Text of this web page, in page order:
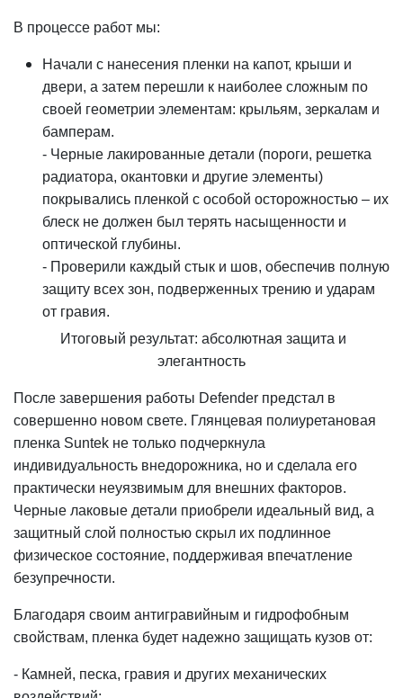
В процессе работ мы:
Начали с нанесения пленки на капот, крыши и
двери, а затем перешли к наиболее сложным по
своей геометрии элементам: крыльям, зеркалам и
бамперам.
- Черные лакированные детали (пороги, решетка
радиатора, окантовки и другие элементы)
покрывались пленкой с особой осторожностью – их
блеск не должен был терять насыщенности и
оптической глубины.
- Проверили каждый стык и шов, обеспечив полную
защиту всех зон, подверженных трению и ударам
от гравия.
Итоговый результат: абсолютная защита и
элегантность
После завершения работы Defender предстал в
совершенно новом свете. Глянцевая полиуретановая
пленка Suntek не только подчеркнула
индивидуальность внедорожника, но и сделала его
практически неуязвимым для внешних факторов.
Черные лаковые детали приобрели идеальный вид, а
защитный слой полностью скрыл их подлинное
физическое состояние, поддерживая впечатление
безупречности.
Благодаря своим антигравийным и гидрофобным
свойствам, пленка будет надежно защищать кузов от:
- Камней, песка, гравия и других механических